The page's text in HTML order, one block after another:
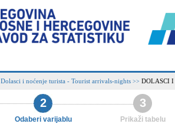
Dolasci i noćenje turista - Tourist arrivals-nights >> DOLASCI I
2
Odaberi varijablu
3
Prikaži tabelu